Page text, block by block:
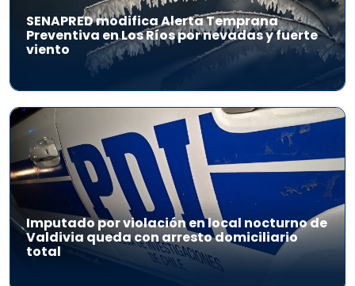
SENAPRED modifica Alerta Temprana
Preventiva en Los Ríos por nevadas y fuerte
viento
Imputado por violación en local nocturno de
Valdivia queda con arresto domiciliario
total